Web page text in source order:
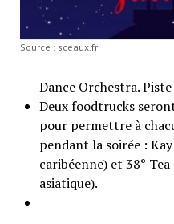
Source : sceaux.fr
Dance Orchestra.
Deux foodtrucks
pour permettre à
pendant la soirée :
caribéenne) et 38°
asiatique).